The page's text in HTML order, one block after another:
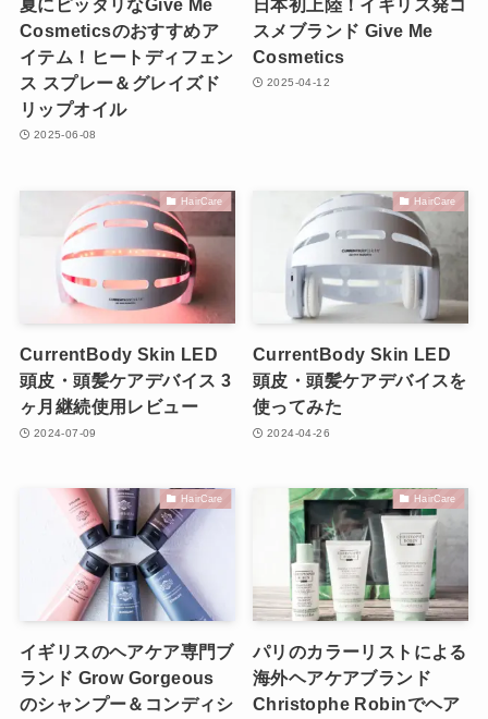
夏にピッタリなGive Me
Cosmeticsのおすすめア
イテム！ヒートディフェン
ス スプレー＆グレイズド
リップオイル
2025-06-08
日本初上陸！イギリス発コ
スメブランド Give Me
Cosmetics
2025-04-12
HairCare
CurrentBody Skin LED
頭皮・頭髪ケアデバイス 3
ヶ月継続使用レビュー
2024-07-09
HairCare
CurrentBody Skin LED
頭皮・頭髪ケアデバイスを
使ってみた
2024-04-26
HairCare
イギリスのヘアケア専門ブ
ランド Grow Gorgeous
のシャンプー＆コンディシ
HairCare
パリのカラーリストによる
海外ヘアケアブランド
Christophe Robinでヘア